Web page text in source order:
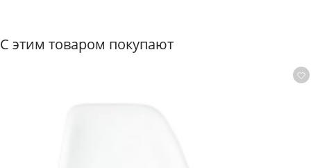
максимальная статическая нагрузка до 100 кг.
РЕГУЛИРУЕМЫЕ ОПОРЫ На шарнирах позволяют
эластичной резины, что придает основанию
С этим товаром покупают